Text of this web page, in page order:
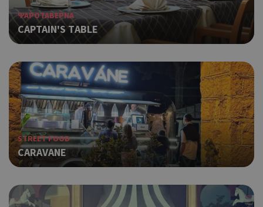
ΨΑΡΟΤΑΒΕΡΝΑ
CAPTAIN'S ΤABLE
STREET FOOD
CARAVANE